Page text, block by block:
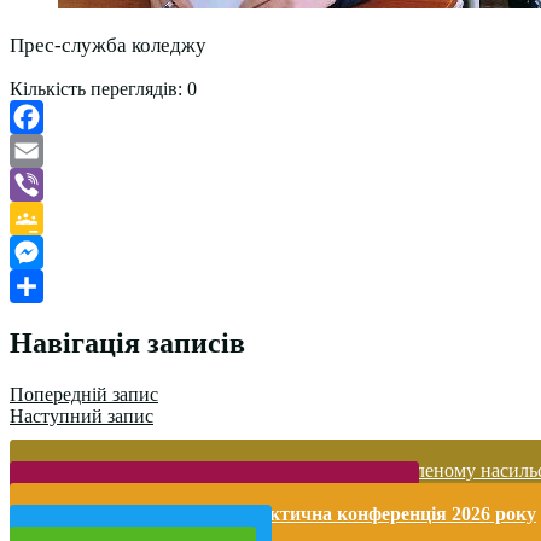
Прес-служба коледжу
Кількість переглядів: 0
Facebook
Email
Viber
Google
Classroom
Messenger
Навігація записів
Попередній запис
Наступний запис
Запобігання домашньому та гендерно-зумовленому
Міжнародна науково-практична конференція 2026 року